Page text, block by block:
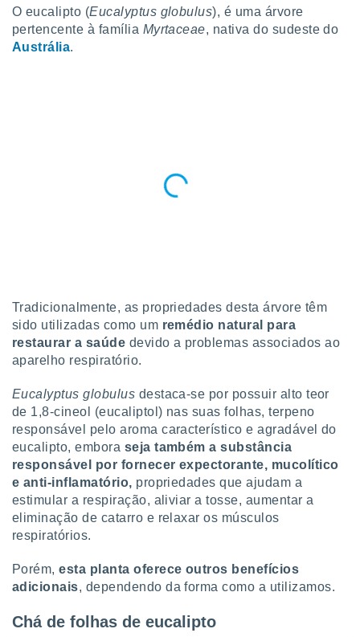
lhe
com
a
a
a
site
caso,
para
não
cookies
ou
O eucalipto (Eucalyptus globulus), é uma árvore
pertencente à família Myrtaceae, nativa do sudeste do
Austrália.
Tradicionalmente, as propriedades desta árvore têm
sido utilizadas como um remédio natural para
restaurar a saúde devido a problemas associados ao
aparelho respiratório.
Eucalyptus globulus destaca-se por possuir alto teor
de 1,8-cineol (eucaliptol) nas suas folhas, terpeno
responsável pelo aroma característico e agradável do
eucalipto, embora seja também a substância
responsável por fornecer expectorante, mucolítico
e anti-inflamatório, propriedades que ajudam a
estimular a respiração, aliviar a tosse, aumentar a
eliminação de catarro e relaxar os músculos
respiratórios.
Porém,esta planta oferece outros benefícios
adicionais, dependendo da forma como a utilizamos.
Chá de folhas de eucalipto